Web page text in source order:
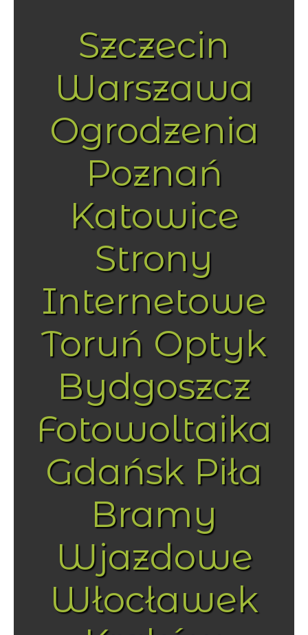
Szczecin
Warszawa
Ogrodzenia
Poznań
Katowice
Strony
Internetowe
Toruń Optyk
Bydgoszcz
Fotowoltaika
Gdańsk Piła
Bramy
Wjazdowe
Włocławek